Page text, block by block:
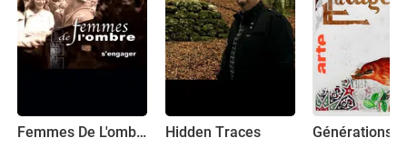
Femmes De L'ombre Hidden Traces